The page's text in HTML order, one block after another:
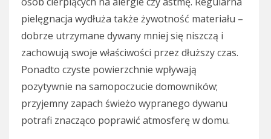
pielęgnacja wydłuża także żywotność materiału –
dobrze utrzymane dywany mniej się niszczą i
zachowują swoje właściwości przez dłuższy czas.
Ponadto czyste powierzchnie wpływają
pozytywnie na samopoczucie domowników;
przyjemny zapach świeżo wypranego dywanu
potrafi znacząco poprawić atmosferę w domu.